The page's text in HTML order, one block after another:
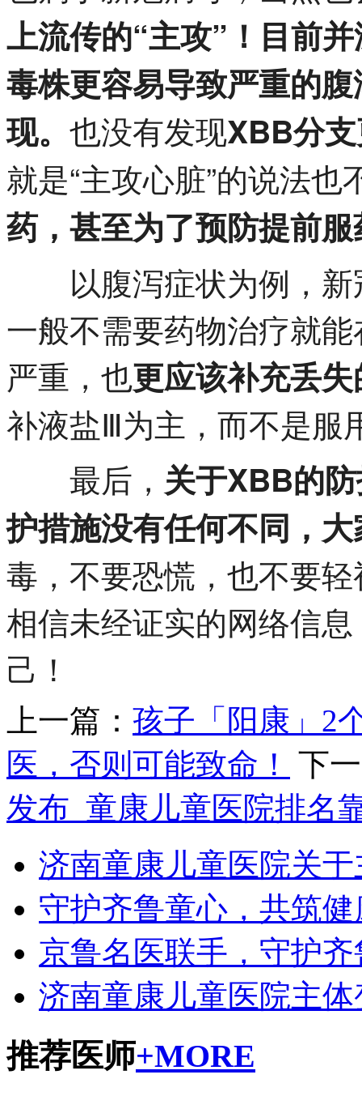
上流传的“主攻”！ 目前
毒株更容易导致严重的
现。 也没有发现XBB分
就是“主攻心脏”的说法也
药，甚至为了预防提前
以腹泻症状为例，新
一般不需要药物治疗就
严重，也更应该补充丢
补液盐Ⅲ为主，而不是服
最后， 关于XBB的
护措施没有任何不同，
毒，不要恐慌，也不要
相信未经证实的网络信
己！
上一篇： 孩子「阳康」2
医，否则可能致命！
下
发布_童康儿童医院排名
济南童康儿童医院关于
守护齐鲁童心，共筑健
京鲁名医联手，守护齐
济南童康儿童医院主体
推荐医师+MORE